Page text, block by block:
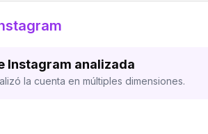
Instagram analizada
la cuenta en múltiples dimensiones.